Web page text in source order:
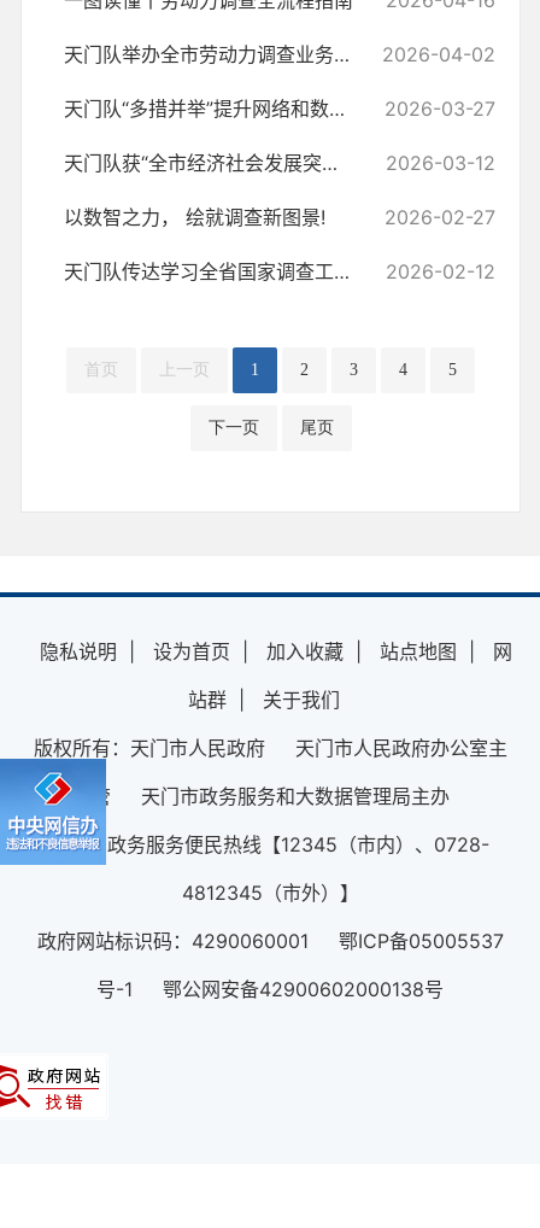
天门队举办全市劳动力调查业务培训班 2026-04-02
天门队“多措并举”提升网络和数据安全工作实效 2026-03-27
天门队获“全市经济社会发展突出贡献先进集体”称号 2026-03-12
以数智之力， 绘就调查新图景! 2026-02-27
天门队传达学习全省国家调查工作会议暨党建工作会议精神 2026-02-12
首页 上一页 1 2 3 4 5
下一页 尾页
隐私说明 设为首页 加入收藏 站点地图
网
站群
关于我们
版权所有：天门市人民政府 天门市人民政府办公室主
管 天门市政务服务和大数据管理局主办
12345政务服务便民热线【12345（市内）、0728-
4812345（市外）】
政府网站标识码：4290060001 鄂ICP备05005537
号-1 鄂公网安备42900602000138号